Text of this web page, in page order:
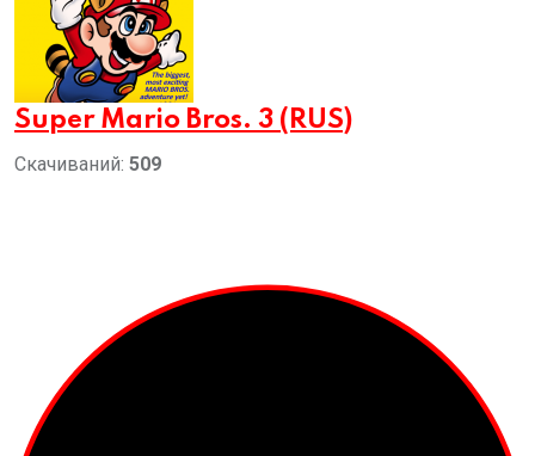
Super Mario Bros. 3 (RUS)
Скачиваний: 509